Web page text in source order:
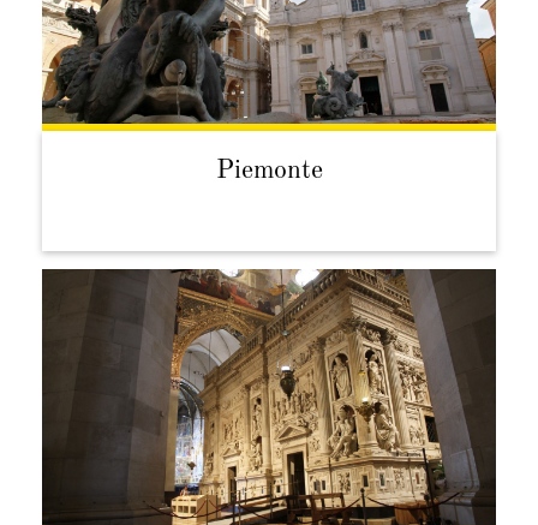
Piemonte